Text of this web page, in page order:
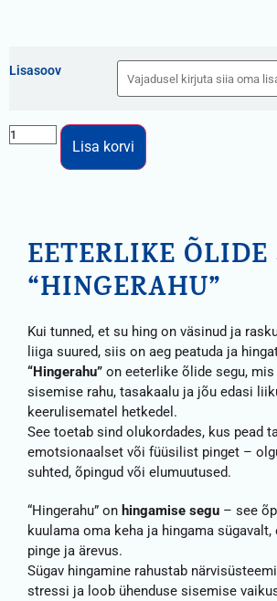
Lisasoov
Lisa korvi
EETERLIKE ÕLIDE
“HINGERAHU”
Kui tunned, et su hing on väsinud ja
liiga suured, siis on aeg peatuda ja
“Hingerahu” on eeterlike õlide segu,
sisemise rahu, tasakaalu ja jõu edasi
keerulisematel hetkedel.
See toetab sind olukordades, kus pead
emotsionaalset või füüsilist pinget –
suhted, õpingud või elumuutused.
“Hingerahu” on hingamise segu – see
kuulama oma keha ja hingama sügavalt,
pinge ja ärevus.
Sügav hingamine rahustab
stressi ja loob ühenduse sisemise